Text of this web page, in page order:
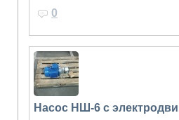
0
Насос НШ-6 с